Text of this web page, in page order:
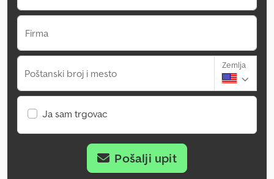
Firma
Poštanski broj i mesto
Zemlja
Ja sam trgovac
Pošalji upit